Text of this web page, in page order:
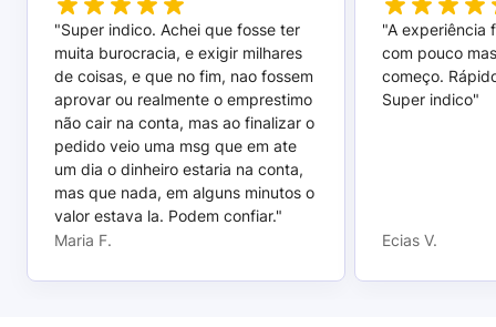
"Super indico. Achei que fosse ter
muita burocracia, e exigir milhares
de coisas, e que no fim, nao fossem
aprovar ou realmente o emprestimo
não cair na conta, mas ao finalizar o
pedido veio uma msg que em ate
um dia o dinheiro estaria na conta,
mas que nada, em alguns minutos o
valor estava la. Podem confiar."
Maria F.
"A experiência
com pouco
começo.
Super indico"
Ecias V.